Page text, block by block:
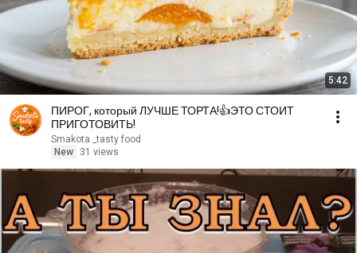
5:42
ПИРОГ, который ЛУЧШЕ ТОРТА!👍ЭТО СТОИТ
ПРИГОТОВИТЬ!
Smakota _tasty food
New
31 views